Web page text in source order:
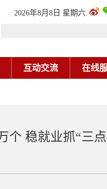
2026年8月8日 星期六
互动交流 在线
个 稳就业抓“三